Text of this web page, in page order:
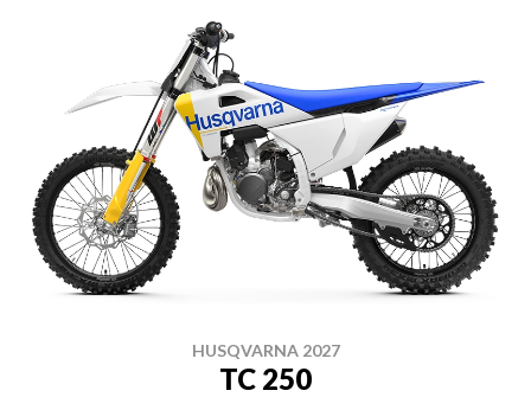
HUSQVARNA 2027
TC 250